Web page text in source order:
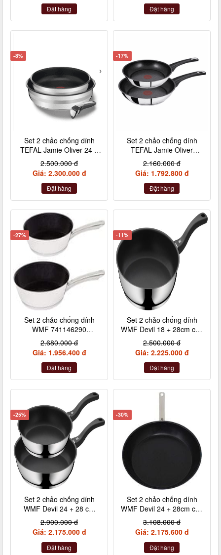
Đặt hàng Đặt hàng
-8%
Set 2 chảo chống dính
TEFAL Jamie Oliver 24 +
28cm inox cán rời
2.500.000 đ
Giá: 2.300.000 đ
Đặt hàng
-17%
Set 2 chảo chống dính
TEFAL Jamie Oliver
Titanium 20 + 26cm nội
địa Đức
2.160.000 đ
Giá: 1.792.800 đ
Đặt hàng
-27%
Set 2 chảo chống dính
WMF 741146290
24+28cm cán inox nội địa
Đức
2.680.000 đ
Giá: 1.956.400 đ
Đặt hàng
-11%
Set 2 chảo chống dính
WMF Devil 18 + 28cm cán
nhựa
2.500.000 đ
Giá: 2.225.000 đ
Đặt hàng
-25%
Set 2 chảo chống dính
WMF Devil 24 + 28 cm
kèm xẻng
2.900.000 đ
Giá: 2.175.000 đ
Đặt hàng
-30%
Set 2 chảo chống dính
WMF Devil 24 + 28cm cán
inox nội địa Đức
3.108.000 đ
Giá: 2.175.600 đ
Đặt hàng